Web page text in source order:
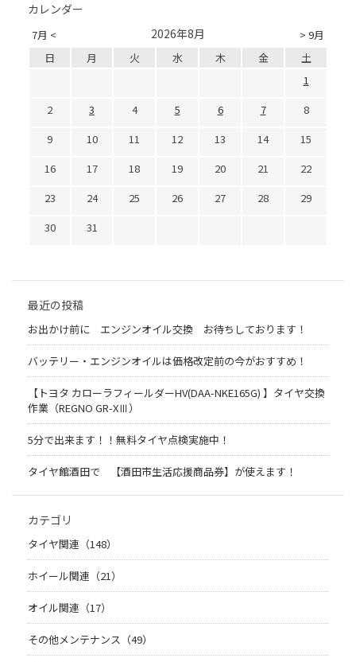
カレンダー
7月 < > 9月
2026年8月
日 月 火 水 木 金
土
1
2
3 4 5 6 7
8
9
10 11 12 13 14
15
16
17 18 19 20 21
22
23
24 25 26 27 28
29
30
31
最近の投稿
お出かけ前に エンジンオイル交換 お待ちしております！
バッテリー・エンジンオイルは価格改定前の今がおすすめ！
【トヨタ カローラフィールダーHV(DAA-NKE165G) 】タイヤ交換
作業（REGNO GR-XⅢ）
5分で出来ます！！無料タイヤ点検実施中！
タイヤ館酒田で 【酒田市生活応援商品券】が使えます！
カテゴリ
タイヤ関連（148）
ホイール関連（21）
オイル関連（17）
その他メンテナンス（49）